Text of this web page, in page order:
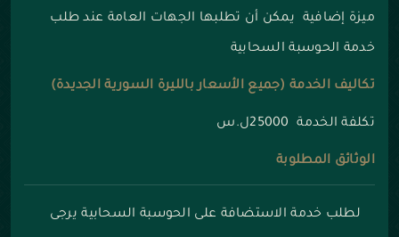
ميزة إضافية يمكن أن تطلبها الجهات العامة عند طلب
خدمة الحوسبة السحابية
تكاليف الخدمة (جميع الأسعار بالليرة السورية الجديدة)
تكلفة الخدمة 25000ل.س
الوثائق المطلوبة
لطلب خدمة الاستضافة على الحوسبة السحابية يرجى